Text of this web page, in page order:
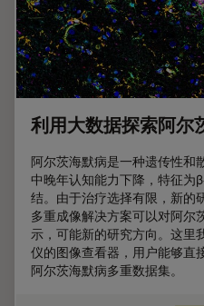
利用大数据探索阿尔
阿尔茨海默病是一种遗传性和
中晚年认知能力下降，特征为
结。由于治疗选择有限，新的
多重成像解决方案可以对阿尔
示，可能新的研究方向。这里
仪的图像查看器，用户能够直
阿尔茨海默病多重数据集。